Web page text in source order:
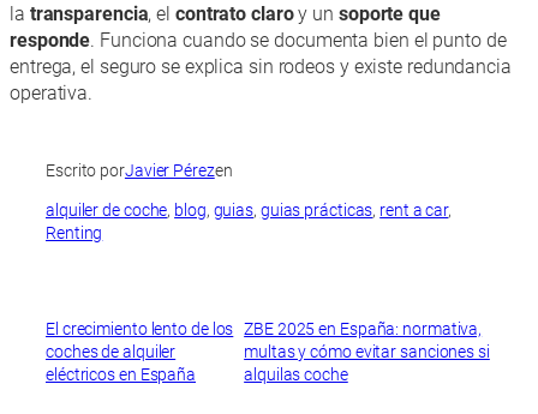
la transparencia, el contrato claroy un soporte que
responde. Funciona cuando se documenta bien el punto de
entrega, el seguro se explica sin rodeos y existe redundancia
operativa.
Escrito porJavier Pérezen
alquiler de coche, blog, guias, guias prácticas, rent a car
Renting
El crecimiento lento de los
coches de alquiler
eléctricos en España
ZBE 2025 en España: normativa,
multas y cómo evitar sanciones si
alquilas coche